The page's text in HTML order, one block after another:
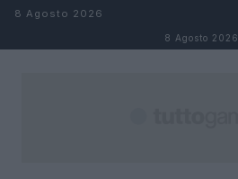
Salta al contenuto
8 Agosto 2026
8 Agosto 2026